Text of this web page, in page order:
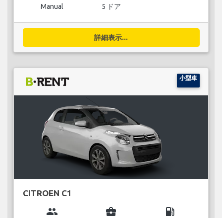
Manual 5 ドア
詳細表示...
小型車
CITROEN C1
group business_center local_gas_station